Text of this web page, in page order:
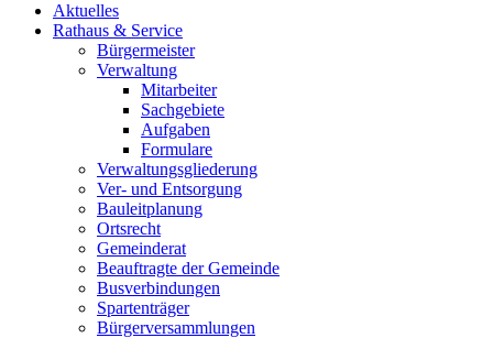
Aktuelles
Rathaus & Service
Bürgermeister
Verwaltung
Mitarbeiter
Sachgebiete
Aufgaben
Formulare
Verwaltungsgliederung
Ver- und Entsorgung
Bauleitplanung
Ortsrecht
Gemeinderat
Beauftragte der Gemeinde
Busverbindungen
Spartenträger
Bürgerversammlungen